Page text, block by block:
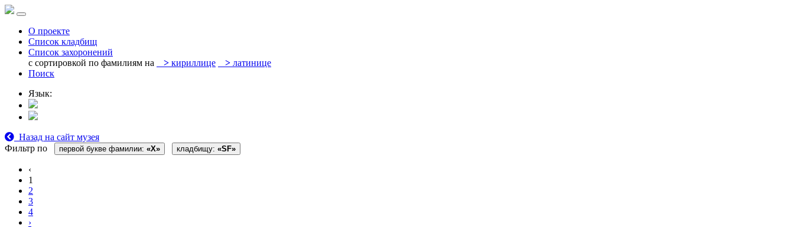
О проекте
Список кладбищ
Список захоронений
с сортировкой по фамилиям на
> кириллице > латинице
Поиск
Язык:
Назад на сайт музея
Фильтр по
первой букве фамилии: «Х» кладбищу: «SF»
‹
1
2
3
4
›